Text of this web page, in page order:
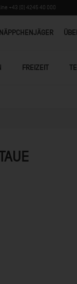
+43 (0) 4245 40 000
FREIZEIT